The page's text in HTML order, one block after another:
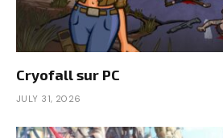
Cryofall sur PC
JULY 31, 2026